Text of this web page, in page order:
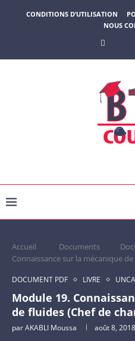
CONDITIONS D’UTILISATION
NOUS
Accueil Documents
Connaissance sur la mécanique
DOCUMENT PDF LIVRE
Module 19.
de fluides (Chef de
parAKABLI Moussa août 8, 2018